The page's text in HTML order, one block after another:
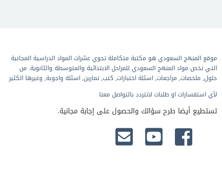
موقع المنهج السعودي هو مكتبة متكاملة تحوي عشرات المواد الدراسية المجانية
التي تخص مواد المنهج السعودي للمراحل الابتدائية والمتوسطة والثانوية. من
حلول, ملخصات, مراجعات, اسئلة اختبارات, كتب, تمارين, اسئلة واجوبة, وغيرها الكثير
لأي استفسارات او طلبات لاتتردد بالتواصل معنا
تستطيع أيضا طرح سؤالك والحصول على إجابة مجانية.